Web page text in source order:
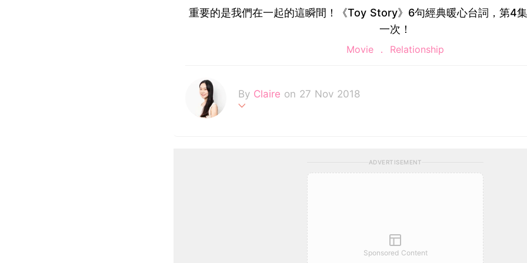
重要的是我們在一起的這瞬間！《Toy Story》6句經典暖心台詞，第4
一次！
Movie Relationship
By Claire on 27 Nov 2018
ADVERTISEMENT
Sponsored Content